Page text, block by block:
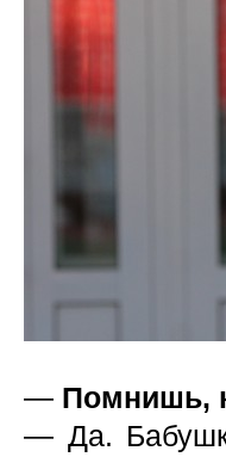
— Помнишь,
— Да.